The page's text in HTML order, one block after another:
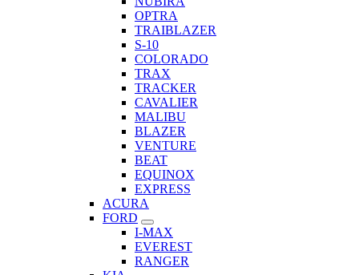
OPTRA
TRAIBLAZER
S-10
COLORADO
TRAX
TRACKER
CAVALIER
MALIBU
BLAZER
VENTURE
BEAT
EQUINOX
EXPRESS
ACURA
FORD
I-MAX
EVEREST
RANGER